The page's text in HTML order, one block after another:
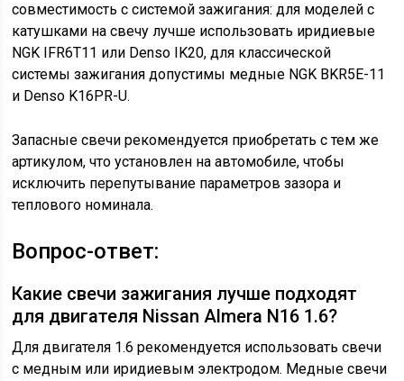
совместимость с системой зажигания: для моделей с
катушками на свечу лучше использовать иридиевые
NGK IFR6T11 или Denso IK20, для классической
системы зажигания допустимы медные NGK BKR5E-11
и Denso K16PR-U.
Запасные свечи рекомендуется приобретать с тем же
артикулом, что установлен на автомобиле, чтобы
исключить перепутывание параметров зазора и
теплового номинала.
Вопрос-ответ:
Какие свечи зажигания лучше подходят
для двигателя Nissan Almera N16 1.6?
Для двигателя 1.6 рекомендуется использовать свечи
с медным или иридиевым электродом. Медные свечи